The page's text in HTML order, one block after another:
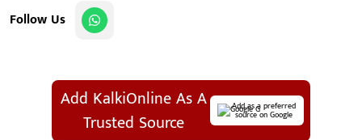
Follow Us
Add KalkiOnline As A
Trusted Source
Add as a preferred
source on Google